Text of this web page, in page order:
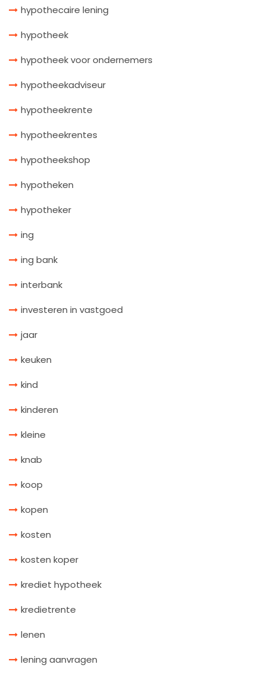
hypothecaire lening
hypotheek
hypotheek voor ondernemers
hypotheekadviseur
hypotheekrente
hypotheekrentes
hypotheekshop
hypotheken
hypotheker
ing
ing bank
interbank
investeren in vastgoed
jaar
keuken
kind
kinderen
kleine
knab
koop
kopen
kosten
kosten koper
krediet hypotheek
kredietrente
lenen
lening aanvragen